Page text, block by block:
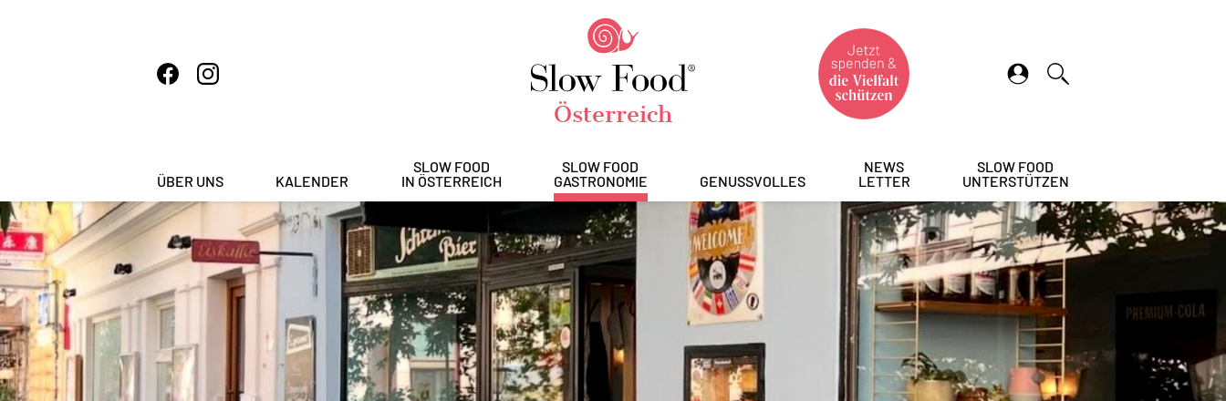
Österreich
ÜBER UNS KALENDER
SLOW FOOD
IN ÖSTERREICH
SLOW FOOD
GASTRONOMIE
GENUSSVOLLES
NEWS
LETTER
SLOW FOOD
UNTERSTÜTZEN